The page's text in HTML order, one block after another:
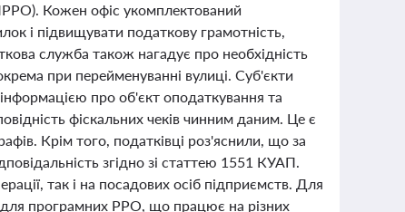
Кожен офіс укомплектований
і підвищувати податкову грамотність,
служба також нагадує про необхідність
при перейменуванні вулиці. Суб'єкти
про об'єкт оподаткування та
фіскальних чеків чинним даним. Це є
Крім того, податківці роз'яснили, що за
згідно зі статтею 1551 КУАП.
так і на посадових осіб підприємств. Для
програмних РРО, що працює на різних